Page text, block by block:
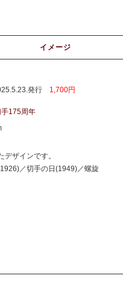
イメージ
発行 1,700円
ザインです。
／切手の日(1949)／螺旋